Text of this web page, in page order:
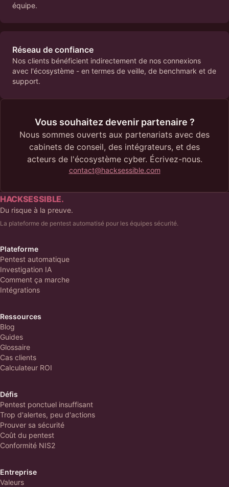
équipe.
Réseau de confiance
Nos clients bénéficient indirectement de nos connexions
avec l'écosystème - en termes de veille, de benchmark et de
support.
Vous souhaitez devenir partenaire ?
Nous sommes ouverts aux partenariats avec des
cabinets de conseil, des intégrateurs, et des
acteurs de l'écosystème cyber. Écrivez-nous.
contact@hacksessible.com
HACKSESSIBLE.
Du risque à la preuve.
La plateforme de pentest automatisé pour les équipes sécurité.
Plateforme
Pentest automatique
Investigation IA
Comment ça marche
Intégrations
Ressources
Blog
Guides
Glossaire
Cas clients
Calculateur ROI
Défis
Pentest ponctuel insuffisant
Trop d'alertes, peu d'actions
Prouver sa sécurité
Coût du pentest
Conformité NIS2
Entreprise
Valeurs